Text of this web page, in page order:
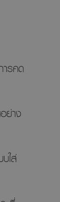
ารคด
ย่าง
ใส่